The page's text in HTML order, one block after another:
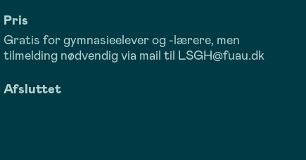
Pris
Gratis for gymnasieelever og -lærere, men
tilmelding nødvendig via mail til LSGH@fuau.dk
Afsluttet